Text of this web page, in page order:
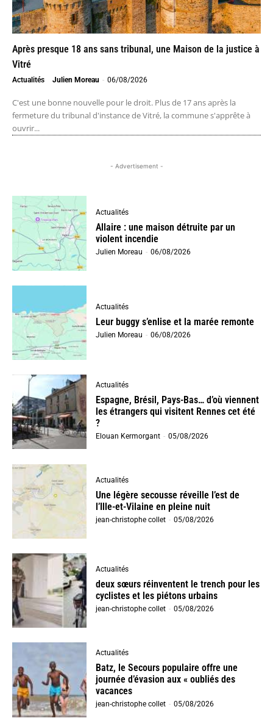
Après presque 18 ans sans tribunal, une Maison de la justice à
Vitré
Actualités Julien Moreau - 06/08/2026
C'est une bonne nouvelle pour le droit. Plus de 17 ans après la
fermeture du tribunal d'instance de Vitré, la commune s'apprête à
ouvrir...
- Advertisement -
Actualités
Allaire : une maison détruite par un
violent incendie
Julien Moreau - 06/08/2026
Actualités
Leur buggy s’enlise et la marée remonte
Julien Moreau - 06/08/2026
Actualités
Espagne, Brésil, Pays-Bas… d’où viennent
les étrangers qui visitent Rennes cet été
?
Elouan Kermorgant - 05/08/2026
Actualités
Une légère secousse réveille l’est de
l’Ille-et-Vilaine en pleine nuit
jean-christophe collet - 05/08/2026
Actualités
deux sœurs réinventent le trench pour les
cyclistes et les piétons urbains
jean-christophe collet - 05/08/2026
Actualités
Batz, le Secours populaire offre une
journée d’évasion aux « oubliés des
vacances
jean-christophe collet - 05/08/2026